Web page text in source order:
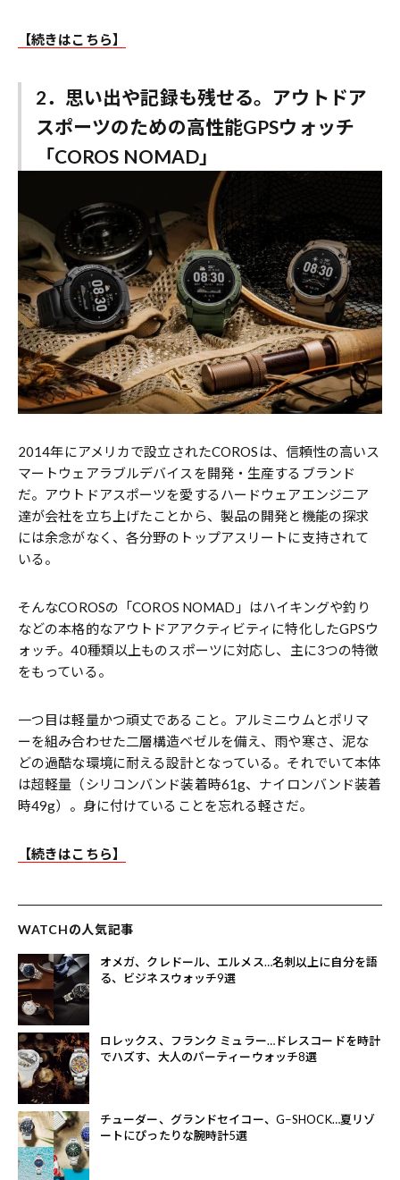
【続きはこちら】
2．思い出や記録も残せる。アウトドア
スポーツのための高性能GPSウォッチ
「COROS NOMAD」
2014年にアメリカで設立されたCOROSは、信頼性の高いス
マートウェアラブルデバイスを開発・生産するブランド
だ。アウトドアスポーツを愛するハードウェアエンジニア
達が会社を立ち上げたことから、製品の開発と機能の探求
には余念がなく、各分野のトップアスリートに支持されて
いる。
そんなCOROSの「COROS NOMAD」はハイキングや釣り
などの本格的なアウトドアアクティビティに特化したGPSウ
ォッチ。40種類以上ものスポーツに対応し、主に3つの特徴
をもっている。
一つ目は軽量かつ頑丈であること。アルミニウムとポリマ
ーを組み合わせた二層構造ベゼルを備え、雨や寒さ、泥な
どの過酷な環境に耐える設計となっている。それでいて本体
は超軽量（シリコンバンド装着時61g、ナイロンバンド装着
時49g）。身に付けていることを忘れる軽さだ。
【続きはこちら】
WATCHの人気記事
オメガ、クレドール、エルメス…名刺以上に自分を語
る、ビジネスウォッチ9選
ロレックス、フランク ミュラー…ドレスコードを時計
でハズす、大人のパーティーウォッチ8選
チューダー、グランドセイコー、G−SHOCK…夏リゾ
ートにぴったりな腕時計5選